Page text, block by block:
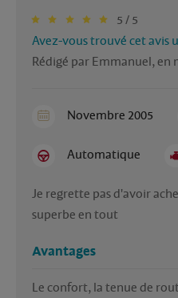
5 / 5
Avez-vous trouvé cet avis
Rédigé par Emmanuel, en
Novembre 2005
Automatique
Je regrette pas d'avoir
superbe en tout
Avantages
Le confort, la tenue de